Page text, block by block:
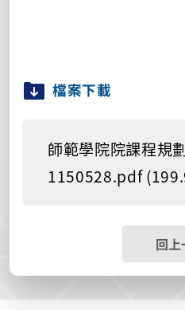
檔案下載
師範學院院課程規
1150528.pdf
回上